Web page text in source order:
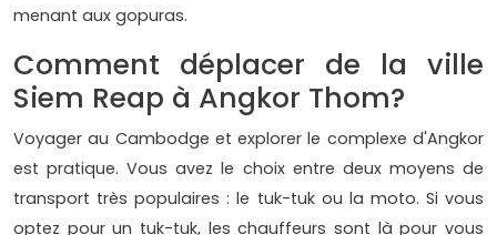
menant aux gopuras.
Comment déplacer de la ville
Siem Reap à Angkor Thom?
Voyager au Cambodge et explorer le complexe d'Angkor
est pratique. Vous avez le choix entre deux moyens de
transport très populaires : le tuk-tuk ou la moto. Si vous
optez pour un tuk-tuk, les chauffeurs sont là pour vous